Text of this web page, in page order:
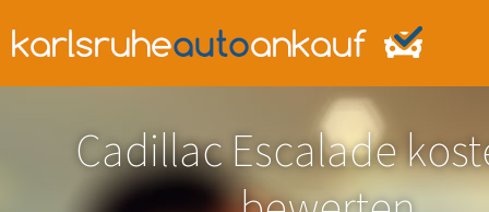
Cadillac Escalade